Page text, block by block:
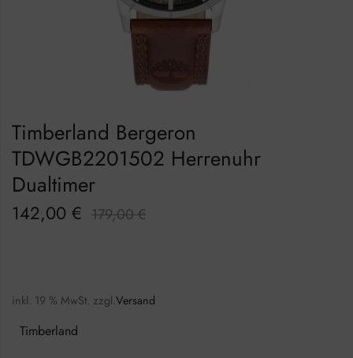
Timberland Bergeron
TDWGB2201502 Herrenuhr
Dualtimer
142,00 € 179,00€
inkl. 19 % MwSt. zzgl.Versand
Timberland